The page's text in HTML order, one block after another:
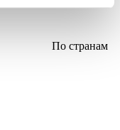
По странам